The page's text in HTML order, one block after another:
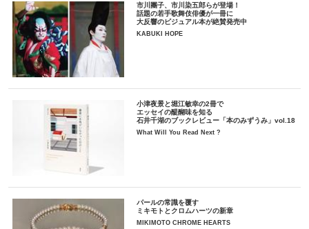
市川團子、市川染五郎らが登場！
話題の若手歌舞伎俳優が一冊に
大反響のビジュアル本が絶賛発売中
KABUKI HOPE
小津夜景と堀江敏幸の2冊で
エッセイの醍醐味を知る
石井千湖のブックレビュー「本のみずうみ」vol.18
What Will You Read Next ?
パールの常識を覆す
ミキモトとクロムハーツの新章
MIKIMOTO CHROME HEARTS